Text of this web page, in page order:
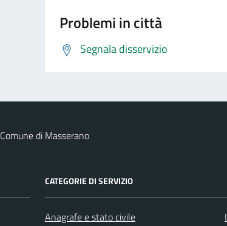
Problemi in città
Segnala disservizio
Comune di Masserano
CATEGORIE DI SERVIZIO
Anagrafe e stato civile